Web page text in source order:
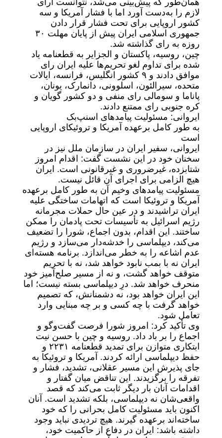
همان‌طور که پیش‌بینی می‌شد، نتوانست آرای
لازم را به‌دست آورد اما با فشار آمریکا و سه
کشور اروپایی برای تحت فشار قرار دادن
جمهوری اسلامی ایران پیش از پایان مهلت ۳۰
روزه به رای گذاشته شد.
چین، روسیه، پاکستان و الجزایر به قطعنامه یاد
شده برای تداوم لغو تحریم‌ها علیه ایران رای
موافق دادند و ۹ کشور انگلیس، فرانسه، ایالات
متحده، سیرالئون، اسلوونی، دانمارک، یونان،
پاناما و سومالی رای منفی و دو کشور گویان و
کره جنوبی رای ممتنع دادند.
ایروانی: مسئولیت پیامدهای اسنپ‌بک
به طور کامل برعهده آمریکا و تروئیکای اروپایی
است
ایروانی، سفیر ایران در سازمان ملل نیز در
سخنان خود در این نشست گفت: اقدام امروز
شتابزده، غیرضروری و غیرقانونی است. ایران
هیچ الزامی برای اجرای آن قائل نیست.
مسئولیت پیامدهای وخیم آن به طور کامل برعهده
آمریکا و تروئیکا است که اتهامات ساختگی علیه
ایران تراشیدند و در عین حال حملات مجرمانه
رژیم اسرائیل به تأسیسات تحت پادمان را ممکن
ساختند. این اقدام، بدون اجماع، شورا را تضعیف
می‌کند، دیپلماسی را خدشه‌دار می‌سازد و رژیم
عدم اشاعه را به خطر می‌اندازد. برنامه هسته‌ای
ایران نه با بمب نابود خواهد شد، نه با تحریم
متوقف خواهد گشت، و نه از مسیر صلح‌آمیز خود
منحرف خواهد شد. درِ دیپلماسی بسته نیست؛ اما
این ایران خواهد بود، نه دشمنانش، که تصمیم
خواهد گرفت با چه کسی و بر چه مبنایی وارد
تعامل شود.
وی تأکید کرد: امروز شورا فرصت گفت‌وگو و
اجماع را بر باد داد. روسیه و چین با حسن نیت
ابتکاری متوازن برای تمدید قطعنامه ۲۲۳۱ و
حفظ دیپلماسی ارائه کردند. آمریکا و تروئیکا به
جای پذیرش این مسیر عقلانی، تشدید، فشار و
تفرقه را برگزیدند. این تناقض میان گفتار و
اقدامات آنان بار دیگر ثابت می‌کند که قصد
واقعی‌شان نه دیپلماسی، بلکه تشدید است. آنان
اکنون باید مسئولیت کامل بحرانی را که خود
ساخته‌اند برعهده گیرند. هیچ تردیدی نباید وجود
داشته باشد: ایران در دفاع از حاکمیت خود،